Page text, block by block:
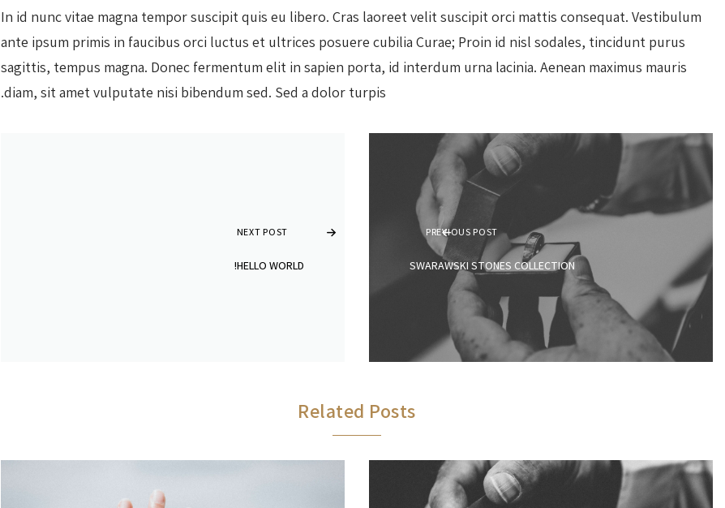
In id nunc vitae magna tempor suscipit quis eu libero. Cras laoreet velit suscipit orci mattis consequat. Vestibulum
ante ipsum primis in faucibus orci luctus et ultrices posuere cubilia Curae; Proin id nisl sodales, tincidunt purus
sagittis, tempus magna. Donec fermentum elit in sapien porta, id interdum urna lacinia. Aenean maximus mauris
diam, sit amet vulputate nisi bibendum sed. Sed a dolor turpis.
PREVIOUS POST
SWARAWSKI STONES COLLECTION
NEXT POST
HELLO WORLD!
Related Posts